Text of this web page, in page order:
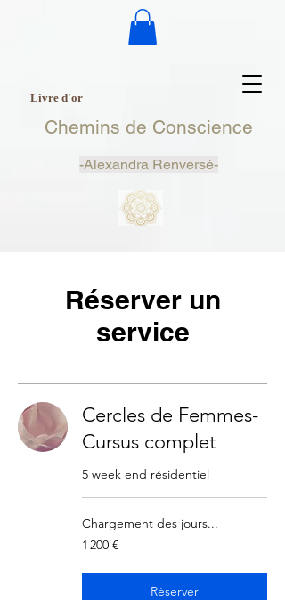
Chemins de Conscience
-Alexandra Renversé-
Livre d'or
Réserver un
service
Cercles de Femmes-
Cursus complet
5 week end résidentiel
Chargement des jours...
1 200
euros
1 200 €
Réserver